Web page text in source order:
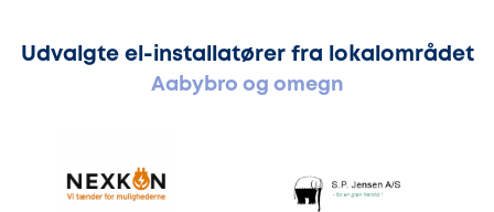
Udvalgte el-installatører fra lokalområdet
Aabybro og omegn